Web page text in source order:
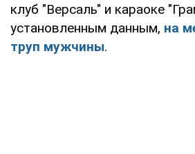
клуб "Версаль" и караоке
установленным данным, на
труп мужчины.